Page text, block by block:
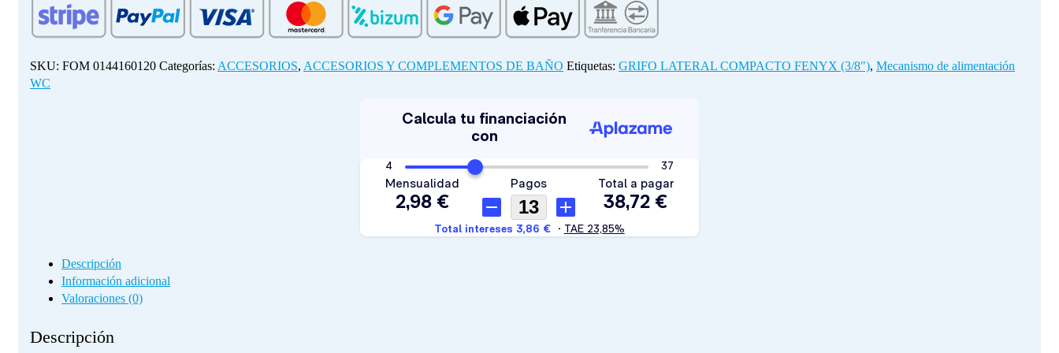
(3/8")
cantidad
SKU: FOM 0144160120 Categorías: ACCESORIOS, ACCESORIOS Y COMPLEMENTOS DE BAÑO Etiquetas: GRIFO LATERAL COMPACTO FENYX (3/8"), Mecanismo de alimentación
WC
Descripción
Información adicional
Valoraciones (0)
Descripción